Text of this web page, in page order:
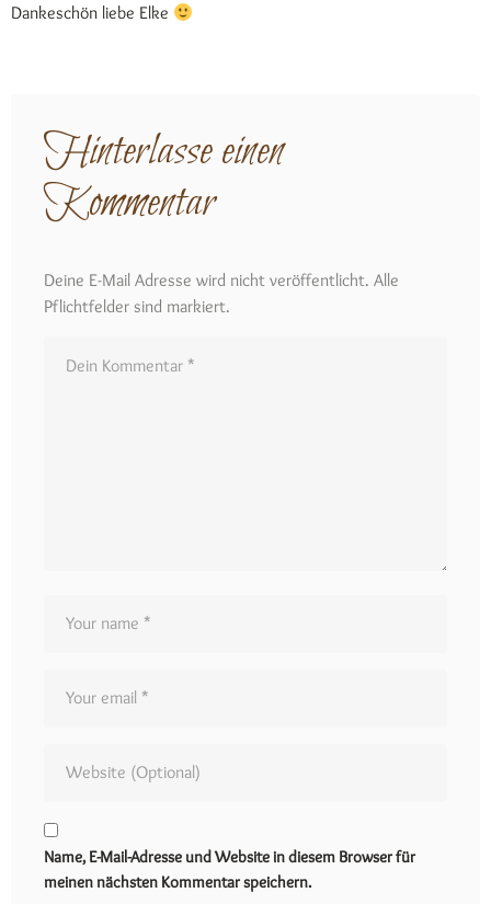
Dankeschön liebe Elke
Hinterlasse einen
Kommentar
Deine E-Mail Adresse wird nicht veröffentlicht. Alle
Pflichtfelder sind markiert.
Name, E-Mail-Adresse und Website in diesem Browser für
meinen nächsten Kommentar speichern.